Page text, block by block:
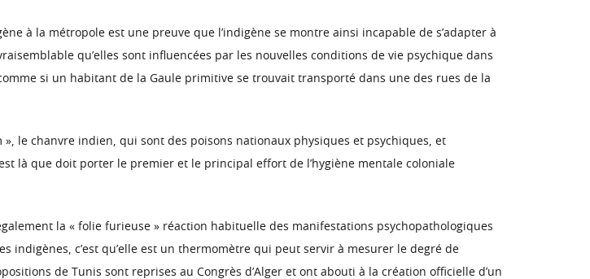
à la métropole est une preuve que l’indigène se montre ainsi incapable de s’adapter à
qu’elles sont influencées par les nouvelles conditions de vie psychique dans
si un habitant de la Gaule primitive se trouvait transporté dans une des rues de la
», le chanvre indien, qui sont des poisons nationaux physiques et psychiques, et
là que doit porter le premier et le principal effort de l’hygiène mentale coloniale
la « folie furieuse » réaction habituelle des manifestations psychopathologiques
indigènes, c’est qu’elle est un thermomètre qui peut servir à mesurer le degré de
de Tunis sont reprises au Congrès d’Alger et ont abouti à la création officielle d’un